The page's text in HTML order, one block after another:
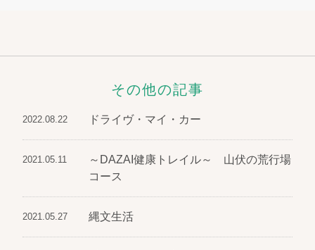
その他の記事
2022.08.22 ドライヴ・マイ・カー
2021.05.11
～DAZAI健康トレイル～ 山伏の荒行場
コース
2021.05.27 縄文生活